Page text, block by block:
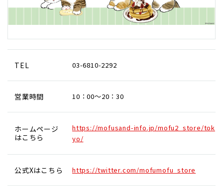
TEL 03-6810-2292
営業時間 10：00～20：30
ホームページ
はこちら
https://mofusand-info.jp/mofu2_store/tok
yo/
公式Xはこちら https://twitter.com/mofumofu_store